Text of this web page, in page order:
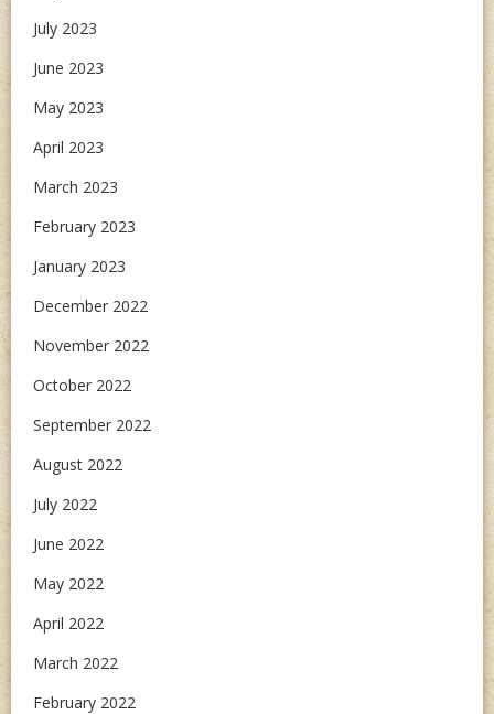
July 2023
June 2023
May 2023
April 2023
March 2023
February 2023
January 2023
December 2022
November 2022
October 2022
September 2022
August 2022
July 2022
June 2022
May 2022
April 2022
March 2022
February 2022